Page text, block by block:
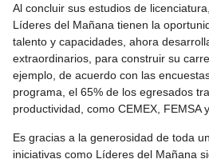
Al concluir sus estudios de
Líderes del Mañana tienen la
talento y capacidades, ahora
extraordinarios, para construir su
ejemplo, de acuerdo con las
programa, el 65% de los egresados
productividad, como CEMEX, FEMSA y
Es gracias a la generosidad de toda
iniciativas como Líderes del Mañana